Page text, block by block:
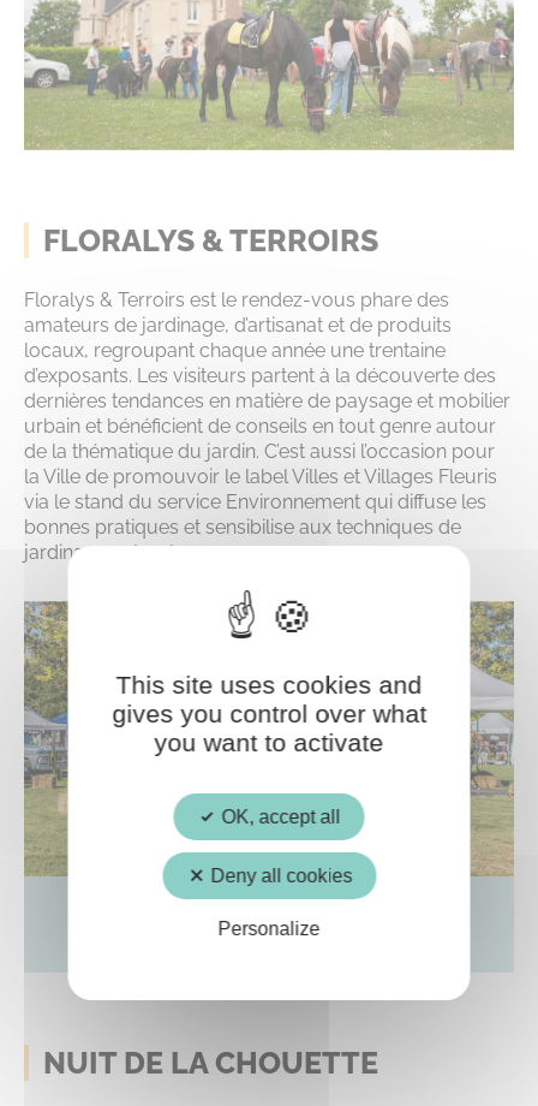
FLORALYS & TERROIRS
Floralys & Terroirs est le rendez-vous phare des
amateurs de jardinage, d’artisanat et de produits
locaux, regroupant chaque année une trentaine
d’exposants. Les visiteurs partent à la découverte des
dernières tendances en matière de paysage et mobilier
urbain et bénéficient de conseils en tout genre autour
de la thématique du jardin. C’est aussi l’occasion pour
la Ville de promouvoir le label Villes et Villages Fleuris
via le stand du service Environnement qui diffuse les
bonnes pratiques et sensibilise aux techniques de
jardinage naturel.
NUIT DE LA CHOUETTE
This site uses cookies and
gives you control over what
you want to activate
OK, accept all
Deny all cookies
Personalize